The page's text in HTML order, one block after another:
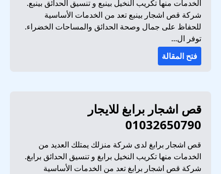
الخدمات منها تكريب النخيل بينبع و تنسيق الحدائق بينبع.
شركة قص اشجار بينبع تعد من الخدمات الأساسية
للحفاظ على جمال وصحة الحدائق والمساحات الخضراء.
توفر ال...
فتح المقالة
قص اشجار برابغ للايجار
01032650790
قص اشجار برابغ لدى شركة منزلك يمتلك العديد من
الخدمات منها تكريب النخيل برابغ و تنسيق الحدائق برابغ.
شركة قص اشجار برابغ تعد من الخدمات الأساسية